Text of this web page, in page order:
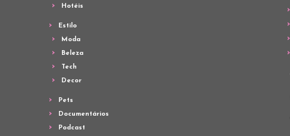
Hotéis
Estilo
Moda
Beleza
Tech
Decor
Pets
Documentários
Podcast